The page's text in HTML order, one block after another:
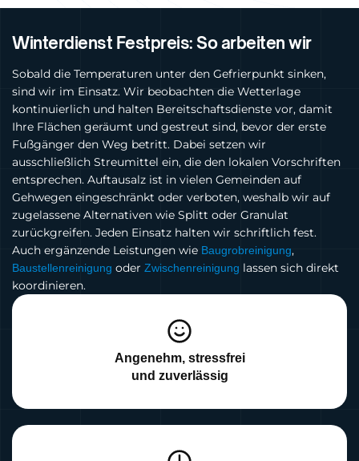
Winterdienst Festpreis: So arbeiten wir
Sobald die Temperaturen unter den Gefrierpunkt sinken,
sind wir im Einsatz. Wir beobachten die Wetterlage
kontinuierlich und halten Bereitschaftsdienste vor, damit
Ihre Flächen geräumt und gestreut sind, bevor der erste
Fußgänger den Weg betritt. Dabei setzen wir
ausschließlich Streumittel ein, die den lokalen Vorschriften
entsprechen. Auftausalz ist in vielen Gemeinden auf
Gehwegen eingeschränkt oder verboten, weshalb wir auf
zugelassene Alternativen wie Splitt oder Granulat
zurückgreifen. Jeden Einsatz halten wir schriftlich fest.
Auch ergänzende Leistungen wie Baugrobreinigung,
Baustellenreinigung oder Zwischenreinigung lassen sich direkt
koordinieren.
Angenehm, stressfrei
und zuverlässig